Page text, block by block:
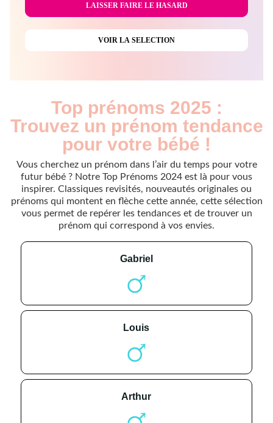
Top prénoms 2025 :
Trouvez un prénom tendance
pour votre bébé !
Vous cherchez un prénom dans l’air du temps pour votre
futur bébé ? Notre Top Prénoms 2024 est là pour vous
inspirer. Classiques revisités, nouveautés originales ou
prénoms qui montent en flèche cette année, cette sélection
vous permet de repérer les tendances et de trouver un
prénom qui correspond à vos envies.
gabriel
louis
arthur